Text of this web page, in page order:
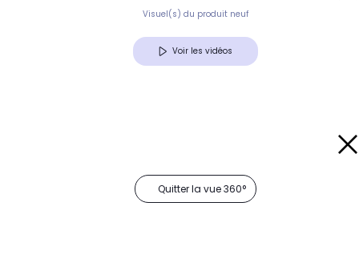
Visuel(s) du produit neuf
Voir les vidéos
Quitter la vue 360°